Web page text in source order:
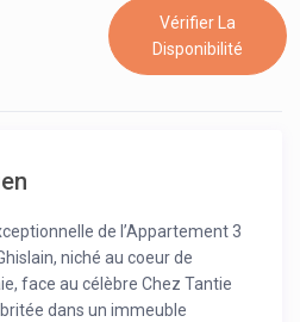
Vérifier La
Disponibilité
de l’Appartement 3
niché au coeur de
face au célèbre Chez Tantie
dans un immeuble